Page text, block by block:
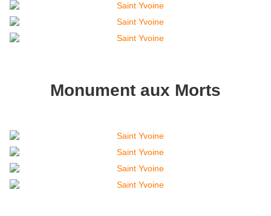
Monument aux Morts